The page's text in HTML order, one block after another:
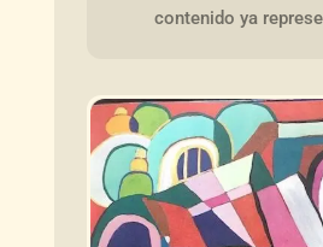
contenido ya